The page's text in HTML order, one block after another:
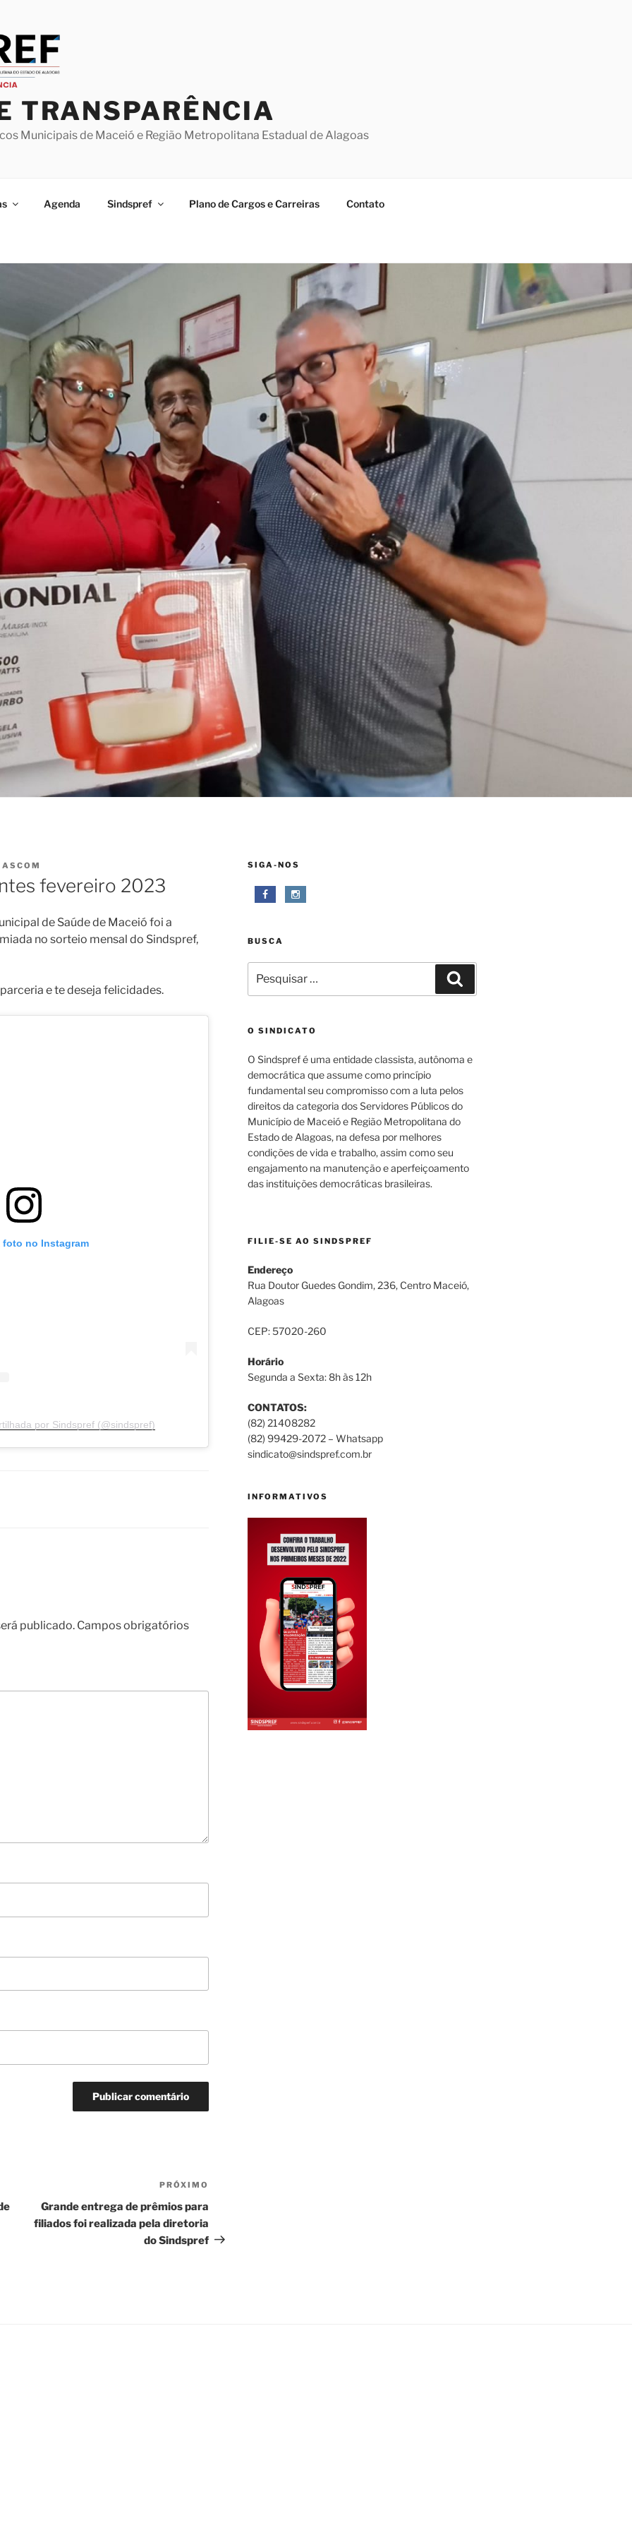
TRANSPARÊNCIA
Municipais de Maceió e Região Metropolitana Estadual de Alagoas
Agenda Sindspref Plano de Cargos e Carreiras Contato
ASCOM
fevereiro 2023
de Saúde de Maceió foi a
no sorteio mensal do Sindspref,
e te deseja felicidades.
foto no Instagram
por Sindspref (@sindspref)
publicado. Campos obrigatórios
PRÓXIMO
Grande entrega de prêmios para
filiados foi realizada pela diretoria
do Sindspref
SIGA-NOS
BUSCA
por:
O SINDICATO
O Sindspref é uma entidade classista, autônoma e
democrática que assume como princípio
fundamental seu compromisso com a luta pelos
direitos da categoria dos Servidores Públicos do
Município de Maceió e Região Metropolitana do
Estado de Alagoas, na defesa por melhores
condições de vida e trabalho, assim como seu
engajamento na manutenção e aperfeiçoamento
das instituições democráticas brasileiras.
FILIE-SE AO SINDSPREF
Endereço
Rua Doutor Guedes Gondim, 236, Centro Maceió,
Alagoas
CEP: 57020-260
Horário
Segunda a Sexta: 8h às 12h
CONTATOS:
(82) 21408282
(82) 99429-2072 – Whatsapp
sindicato@sindspref.com.br
INFORMATIVOS